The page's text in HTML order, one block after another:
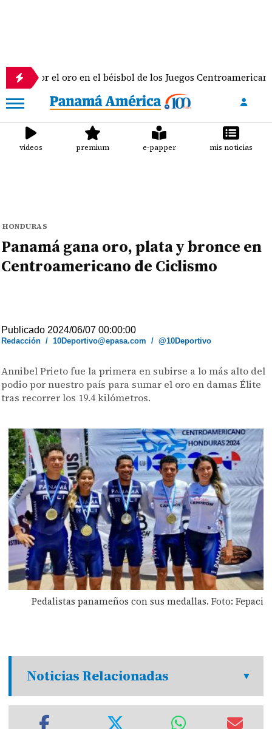
por el oro en el béisbol de los Juegos Centroamericanos y
videos premium e-papper mis noticias
HONDURAS
Panamá gana oro, plata y bronce en
Centroamericano de Ciclismo
Publicado 2024/06/07 00:00:00
Redacción /10Deportivo@epasa.com /@10Deportivo
Annibel Prieto fue la primera en subirse a lo más alto del
podio por nuestro país para sumar el oro en damas Élite
tras recorrer los 19.4 kilómetros.
Pedalistas panameños con sus medallas. Foto: Fepaci
Noticias Relacionadas